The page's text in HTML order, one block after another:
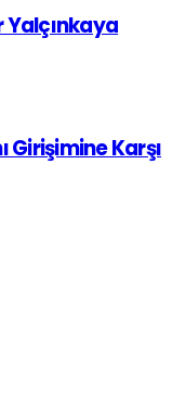
Yalçınkaya
Karşı